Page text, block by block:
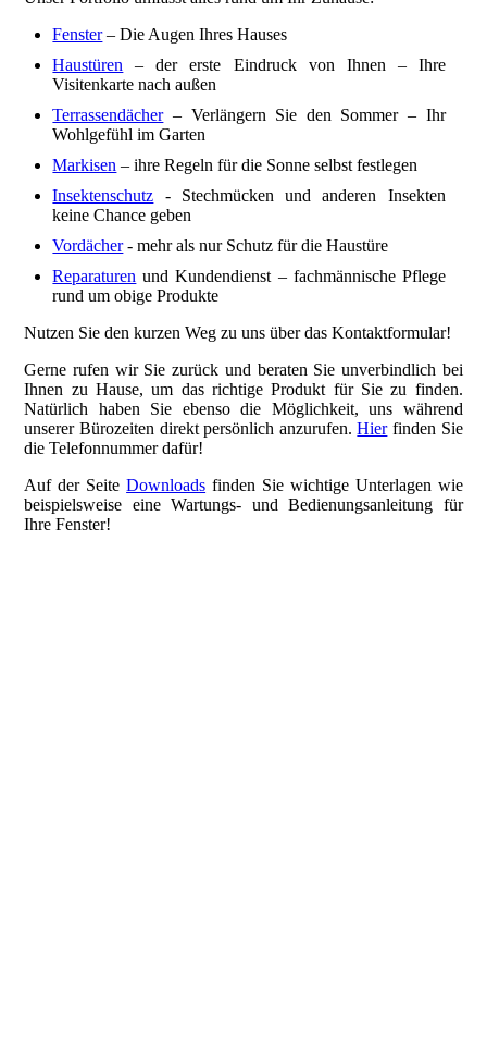
Fenster– Die Augen Ihres Hauses
Haustüren – der erste Eindruck von Ihnen – Ihre
Visitenkarte nach außen
Terrassendächer– Verlängern Sie den Sommer – Ihr
Wohlgefühl im Garten
Markisen – ihre Regeln für die Sonne selbst festlegen
Insektenschutz - Stechmücken und anderen Insekten
keine Chance geben
Vordächer- mehr als nur Schutz für die Haustüre
Reparaturen und Kundendienst – fachmännische Pflege
rund um obige Produkte
Nutzen Sie den kurzen Weg zu uns über das Kontaktformular!
Gerne rufen wir Sie zurück und beraten Sie unverbindlich bei
Ihnen zu Hause,um das richtige Produkt für Sie zu finden.
Natürlich haben Sie ebenso die Möglichkeit, uns während
unserer Bürozeiten direkt persönlich anzurufen.Hierfinden Sie
die Telefonnummer dafür!
Auf der SeiteDownloads finden Sie wichtige Unterlagen wie
beispielsweise eine Wartungs- und Bedienungsanleitung für
Ihre Fenster!